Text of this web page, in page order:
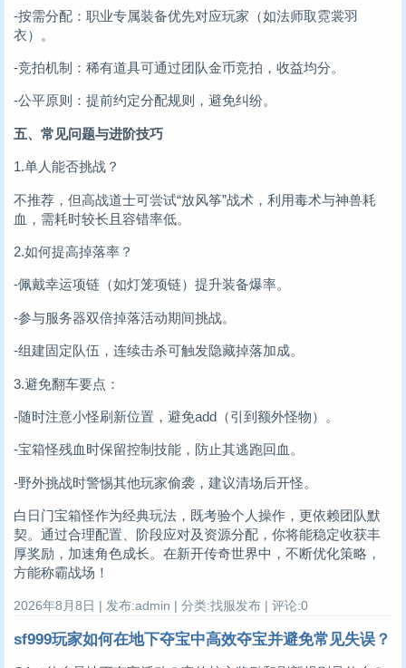
-按需分配：职业专属装备优先对应玩家（如法师取霓裳羽
衣）。
-竞拍机制：稀有道具可通过团队金币竞拍，收益均分。
-公平原则：提前约定分配规则，避免纠纷。
五、常见问题与进阶技巧
1.单人能否挑战？
不推荐，但高战道士可尝试“放风筝”战术，利用毒术与神兽耗
血，需耗时较长且容错率低。
2.如何提高掉落率？
-佩戴幸运项链（如灯笼项链）提升装备爆率。
-参与服务器双倍掉落活动期间挑战。
-组建固定队伍，连续击杀可触发隐藏掉落加成。
3.避免翻车要点：
-随时注意小怪刷新位置，避免add（引到额外怪物）。
-宝箱怪残血时保留控制技能，防止其逃跑回血。
-野外挑战时警惕其他玩家偷袭，建议清场后开怪。
白日门宝箱怪作为经典玩法，既考验个人操作，更依赖团队默
契。通过合理配置、阶段应对及资源分配，你将能稳定收获丰
厚奖励，加速角色成长。在新开传奇世界中，不断优化策略，
方能称霸战场！
2026年8月8日 | 发布:admin | 分类:找服发布 | 评论:0
sf999玩家如何在地下夺宝中高效夺宝并避免常见失误？